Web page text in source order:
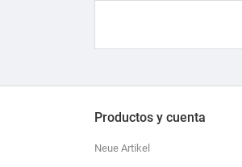
Productos y cuenta
Neue Artikel